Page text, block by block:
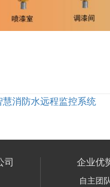
慧消防水远程监控系统
司 企业优
自主团